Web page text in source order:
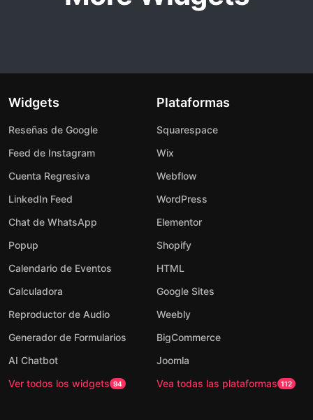
Widgets
Reseñas de Google
Feed de Instagram
Cuenta Regresiva
LinkedIn Feed
Chat de WhatsApp
Popup
Calendario de Eventos
Calculadora
Reproductor de Audio
Generador de Formularios
AI Chatbot
Ver todos los widgets 94
Plataformas
Squarespace
Wix
Webflow
WordPress
Elementor
Shopify
HTML
Google Sites
Weebly
BigCommerce
Joomla
Vea todas las plataformas 112